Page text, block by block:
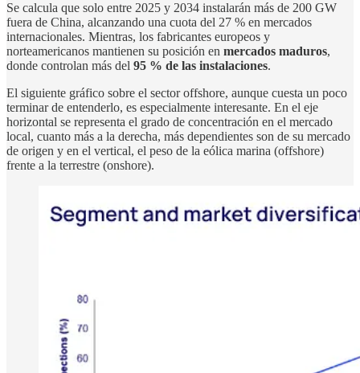
Se calcula que solo entre 2025 y 2034 instalarán más de 200 GW
fuera de China, alcanzando una cuota del 27 % en mercados
internacionales. Mientras, los fabricantes europeos y
norteamericanos mantienen su posición en mercados maduros,
donde controlan más del 95 % de las instalaciones.
El siguiente gráfico sobre el sector offshore, aunque cuesta un poco
terminar de entenderlo, es especialmente interesante. En el eje
horizontal se representa el grado de concentración en el mercado
local, cuanto más a la derecha, más dependientes son de su mercado
de origen y en el vertical, el peso de la eólica marina (offshore)
frente a la terrestre (onshore).